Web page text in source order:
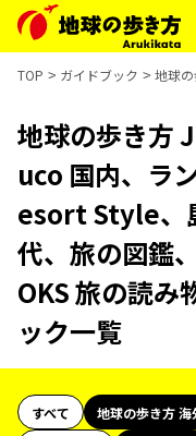
TOP ガイドブック 地球
地球の歩き方
uco 国内、ラ
esort Style、
代、旅の図鑑
OKS 旅の読み
ック一覧
すべて 地球の歩き方 海